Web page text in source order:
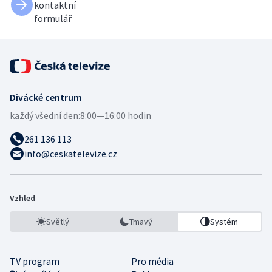
kontaktní
formulář
Divácké centrum
každý všední den:8:00—16:00 hodin
261 136 113
info@ceskatelevize.cz
Vzhled
Světlý Tmavý Systém
TV program
Pro média